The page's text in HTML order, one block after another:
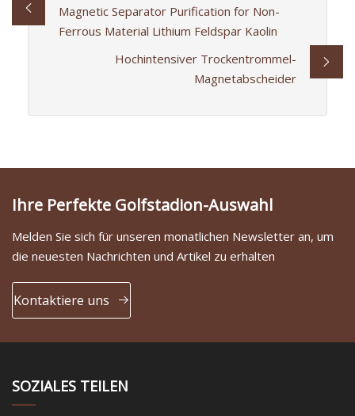
Magnetic Separator Purification for Non-
Ferrous Material Lithium Feldspar Kaolin
Hochintensiver Trockentrommel-
Magnetabscheider
Ihre Perfekte Golfstadion-Auswahl
Melden Sie sich für unseren monatlichen Newsletter an, um
die neuesten Nachrichten und Artikel zu erhalten
Kontaktiere uns
SOZIALES TEILEN